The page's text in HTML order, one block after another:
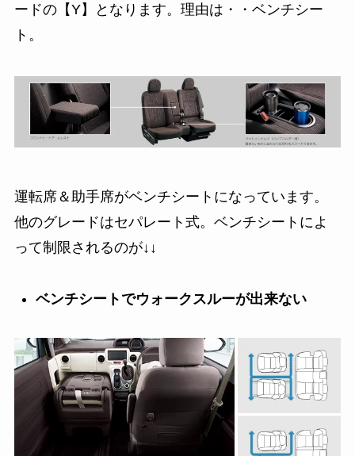
ードの【Y】となります。理由は・・ベンチシー
ト。
運転席＆助手席がベンチシートになっています。
他のグレードはセパレート式。ベンチシートによ
って制限されるのが↓↓
ベンチシートでウォークスルーが出来ない